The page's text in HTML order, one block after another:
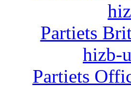
Partiets
hizb-
Partiets